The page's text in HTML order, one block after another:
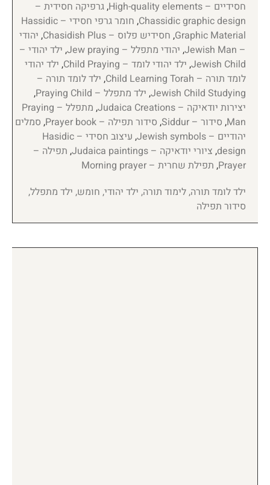
חסידיים – High-quality elements
,גרפיקה חסידית –
Chassidic graphic design
,
חומר גרפי חסידי – Hassidic
Graphic Material
, חסידיש פלוס – Chasidish Plus , יהודי
– Jewish Man
, יהודי מתפלל – Jew praying , ילד יהודי –
Jewish Child
, ילד יהודי לומד – Child Praying , ילד יהודי
לומד תורה – Child Learning Torah
, ילד לומד תורה –
Jewish Child Studying
, ילד מתפלל – Praying Child
,
יצירות יודאיקה – Judaica Creations
,
מתפלל – Praying
Man
, סידור – Siddur , סידור תפילה – Prayer book , סמלים
יהודיים – Jewish symbols
,
עיצוב חסידי – Hasidic
design
, ציורי יודאיקה – Judaica paintings , תפילה –
Prayer
, תפילת שחרית – Morning prayer
ילד לומד תורה, לימוד תורה, ילד יהודי, חומש, ילד מתפלל,
סידור תפילה